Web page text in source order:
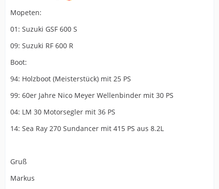
Mopeten:
01: Suzuki GSF 600 S
09: Suzuki RF 600 R
Boot:
94: Holzboot (Meisterstück) mit 25 PS
99: 60er Jahre Nico Meyer Wellenbinder mit 30 PS
04: LM 30 Motorsegler mit 36 PS
14: Sea Ray 270 Sundancer mit 415 PS aus 8.2L
Gruß
Markus